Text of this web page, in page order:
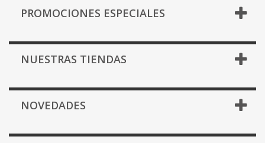
PROMOCIONES ESPECIALES
NUESTRAS TIENDAS
NOVEDADES